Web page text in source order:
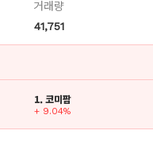
거래량
41,751
1. 코미팜
+ 9.04%